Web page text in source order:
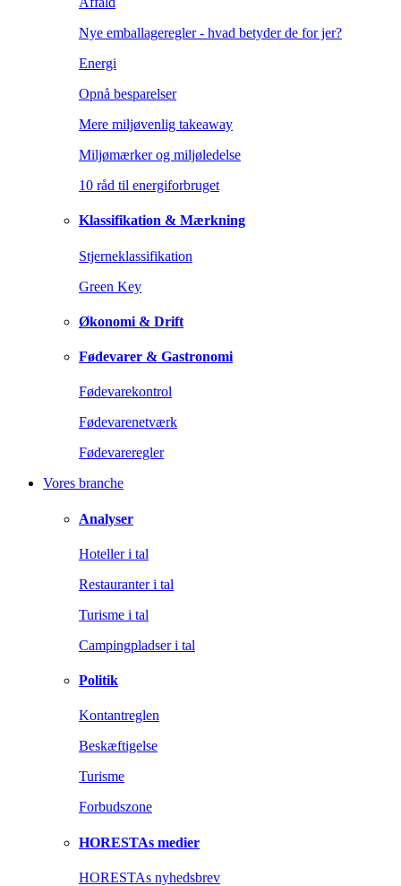
Nye emballageregler - hvad betyder de for jer?
Energi
Opnå besparelser
Mere miljøvenlig takeaway
Miljømærker og miljøledelse
10 råd til energiforbruget
Klassifikation & Mærkning
Stjerneklassifikation
Green Key
Økonomi & Drift
Fødevarer & Gastronomi
Fødevarekontrol
Fødevarenetværk
Fødevareregler
Vores branche
Analyser
Hoteller i tal
Restauranter i tal
Turisme i tal
Campingpladser i tal
Politik
Kontantreglen
Beskæftigelse
Turisme
Forbudszone
HORESTAs medier
HORESTAs nyhedsbrev